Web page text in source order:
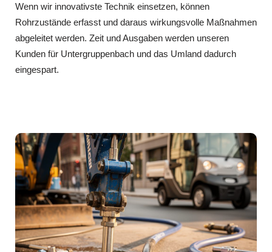
Wenn wir innovativste Technik einsetzen, können
Rohrzustände erfasst und daraus wirkungsvolle Maßnahmen
abgeleitet werden. Zeit und Ausgaben werden unseren
Kunden für Untergruppenbach und das Umland dadurch
eingespart.